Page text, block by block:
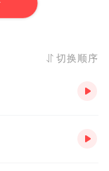
切换顺序